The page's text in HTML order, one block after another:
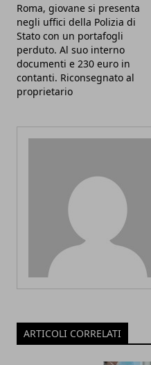
Roma, giovane si presenta
negli uffici della Polizia di
Stato con un portafogli
perduto. Al suo interno
documenti e 230 euro in
contanti. Riconsegnato al
proprietario
ARTICOLI CORRELATI